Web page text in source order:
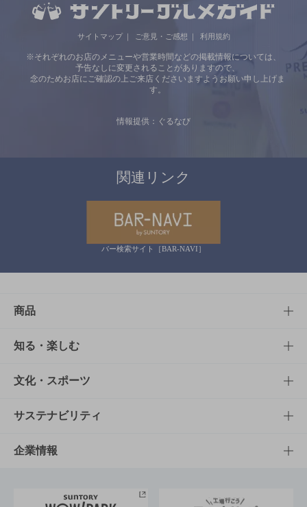
サイトマップ ご意見・ご感想 利用規約
※それぞれのお店のメニューや営業時間などの掲載情報については、
予告なしに変更されることがありますので、
念のためお店にご確認の上ご来店くださいますようお願い申し上げま
す。
情報提供：ぐるなび
関連リンク
バー検索サイト［BAR-NAVI］
商品
商品TOP
商品一覧
商品発売情報
栄養成分一覧
知る・楽しむ
知る・楽しむTOP
キャンペーン
工場見学
文化・スポーツ
文化・スポーツTOP
サントリーホール
サステナビリティ
サステナビリティTOP
企業情報